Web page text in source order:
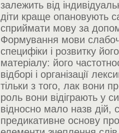
залежить від
діти краще опановують
сприймати мову за
Формування мови
специфіки і розвитку
матеріалу: його
відборі і організації
тільки з того, лак вони
роль вони відіграють у
відносно мало назв дій,
предикативне основу